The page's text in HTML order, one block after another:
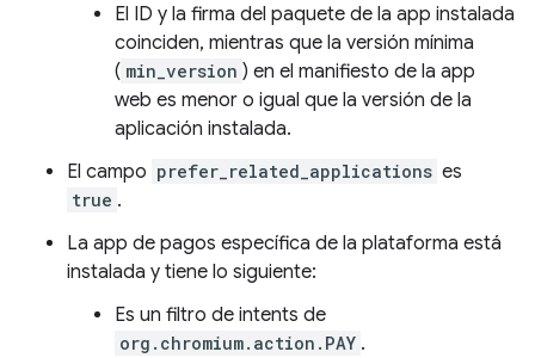
El ID y la firma del paquete de la app instalada
coinciden, mientras que la versión mínima
( min_version ) en el manifiesto de la app
web es menor o igual que la versión de la
aplicación instalada.
El campo prefer_related_applications es
true .
La app de pagos específica de la plataforma está
instalada y tiene lo siguiente:
Es un filtro de intents de
org.chromium.action.PAY .